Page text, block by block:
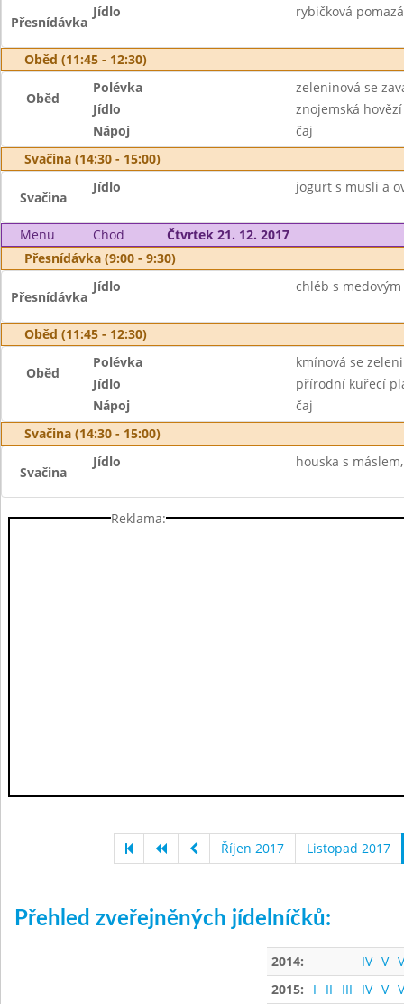
Přesnídávka
Jídlo rybičková
Oběd (11:45 - 12:30)
Oběd
Polévka
zeleninová se
Jídlo
znojemská
Nápoj
čaj
Svačina (14:30 - 15:00)
Svačina
Jídlo jogurt s musli a
Menu Chod
Čtvrtek 21. 12. 2017
Přesnídávka (9:00 - 9:30)
Přesnídávka
Jídlo chléb s
Oběd (11:45 - 12:30)
Oběd
Polévka
kmínová se
Jídlo
přírodní kuřecí
Nápoj
čaj
Svačina (14:30 - 15:00)
Svačina
Jídlo houska s
Reklama:
Říjen 2017 Listopad 2017
Přehled zveřejněných jídelníčků:
2014: IV V
2015:
I II III IV V